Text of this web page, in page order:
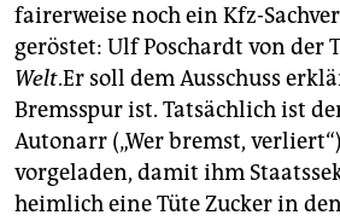
fairerweise noch ein Kfz-
geröstet: Ulf Poschardt von der
Welt.Er soll dem Ausschuss
Bremsspur ist. Tatsächlich ist
Autonarr („Wer bremst,
vorgeladen, damit ihm
heimlich eine Tüte Zucker in